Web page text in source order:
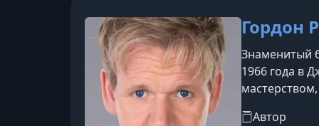
Гордон
Знаменитый
1966 года в
Автор